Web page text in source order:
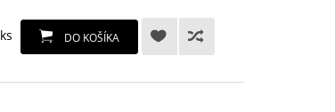
ks DO KOŠÍKA